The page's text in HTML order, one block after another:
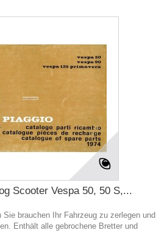
Scooter Vespa 50, 50 S,...
Sie brauchen Ihr Fahrzeug zu zerlegen und
Enthält alle gebrochene Bretter und